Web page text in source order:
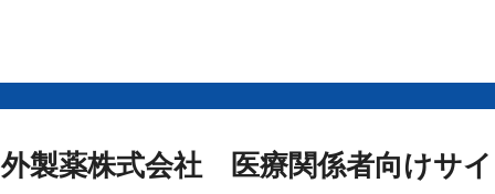
製薬株式会社 医療関係者向けサ